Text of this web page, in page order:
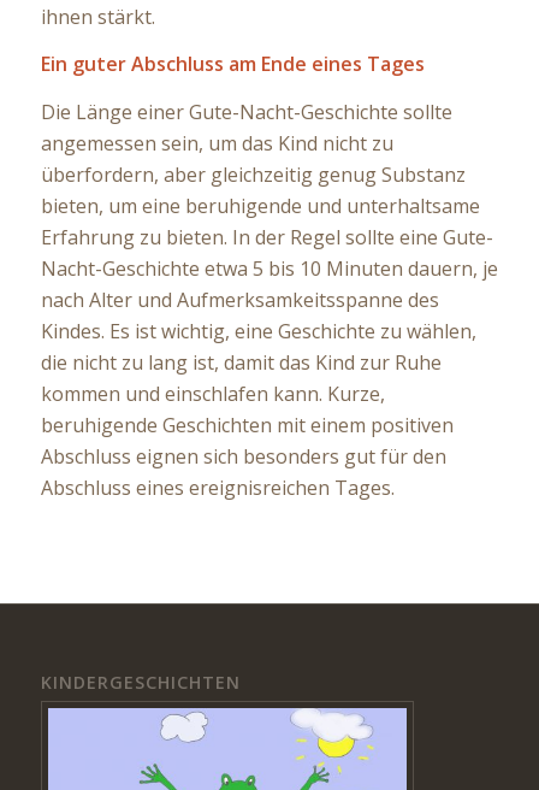
ihnen stärkt.
Ein guter Abschluss am Ende eines Tages
Die Länge einer Gute-Nacht-Geschichte sollte
angemessen sein, um das Kind nicht zu
überfordern, aber gleichzeitig genug Substanz
bieten, um eine beruhigende und unterhaltsame
Erfahrung zu bieten. In der Regel sollte eine Gute-
Nacht-Geschichte etwa 5 bis 10 Minuten dauern, je
nach Alter und Aufmerksamkeitsspanne des
Kindes. Es ist wichtig, eine Geschichte zu wählen,
die nicht zu lang ist, damit das Kind zur Ruhe
kommen und einschlafen kann. Kurze,
beruhigende Geschichten mit einem positiven
Abschluss eignen sich besonders gut für den
Abschluss eines ereignisreichen Tages.
KINDERGESCHICHTEN